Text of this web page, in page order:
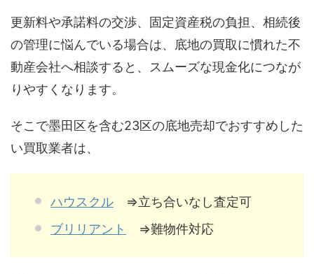
更新料や承諾料の交渉、固定資産税の負担、相続後
の管理に悩んでいる場合は、底地の買取に慣れた不
動産会社へ相談すると、スムーズな現金化につなが
りやすくなります。
そこで墨田区を含む23区の底地売却でおすすめした
い買取業者は、
ハウスクル ⇒立ち合いなし査定可
ブリリアント
⇒難物件対応